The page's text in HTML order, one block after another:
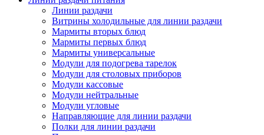
Линии раздачи
Витрины холодильные для линии раздачи
Мармиты вторых блюд
Мармиты первых блюд
Мармиты универсальные
Модули для подогрева тарелок
Модули для столовых приборов
Модули кассовые
Модули нейтральные
Модули угловые
Направляющие для линии раздачи
Полки для линии раздачи